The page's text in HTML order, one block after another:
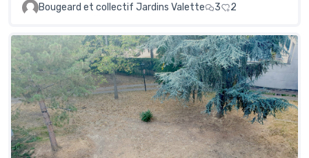
Bougeard et collectif Jardins Valette 3 2